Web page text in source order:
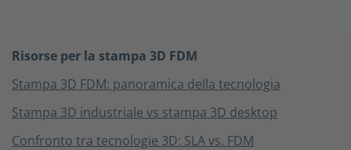
Risorse per la stampa 3D FDM
Stampa 3D FDM: panoramica della tecnologia
Stampa 3D industriale vs stampa 3D desktop
Confronto tra tecnologie 3D: SLA vs. FDM